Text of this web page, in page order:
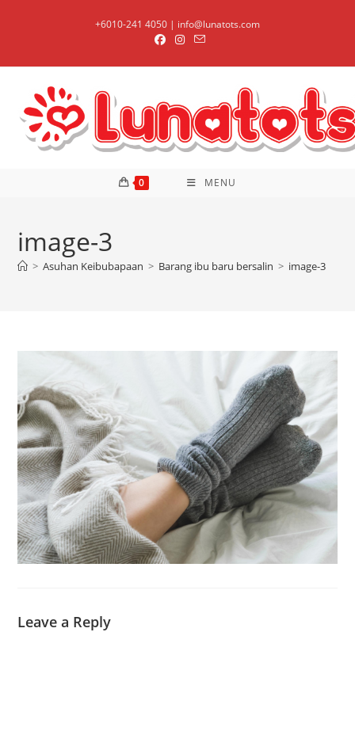
+6010-241 4050 | info@lunatots.com
0 MENU
image-3
> Asuhan Keibubapaan > Barang ibu baru bersalin > image-3
Leave a Reply